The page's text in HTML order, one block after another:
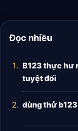
Đọc nhiều
B123 thực hư
tuyệt đối
dùng thử